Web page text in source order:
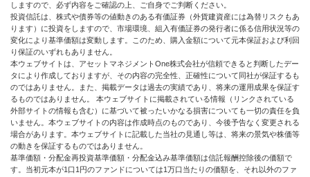
しますので、必ず内容をご確認の上、ご自身でご判断ください。
投資信託は、株式や債券等の値動きのある有価証券（外貨建資産には為替リスクもあ
ります）に投資をしますので、市場環境、組入有価証券の発行者に係る信用状況等の
変化により基準価額は変動します。このため、購入金額について元本保証および利回
り保証のいずれもありません。
本ウェブサイトは、アセットマネジメントOne株式会社が信頼できると判断したデー
タにより作成しておりますが、その内容の完全性、正確性について同社が保証するも
のではありません。また、掲載データは過去の実績であり、将来の運用成果を保証す
るものではありません。 本ウェブサイトに掲載されている情報（リンクされている
外部サイトの情報も含む）に基づいて被ったいかなる損害についても一切の責任を負
いません。本ウェブサイトの内容は作成時点のものであり、今後予告なく変更される
場合があります。本ウェブサイトに記載した当社の見通し等は、将来の景気や株価等
の動きを保証するものではありません。
基準価額・分配金再投資基準価額・分配金込み基準価額は信託報酬控除後の価額で
す。当初元本が1口1円のファンドについては1万口当たりの価額を、それ以外のファ